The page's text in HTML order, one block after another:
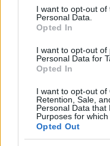
consent section.
I want to opt-out of
Personal Data.
Opted In
I want to opt-out of
Personal Data for
Opted In
I want to opt-out of
Retention, Sale,
Personal Data that
Purposes for
Opted Out
másrészt pedig több
vásárolhatják meg az
közleményben.